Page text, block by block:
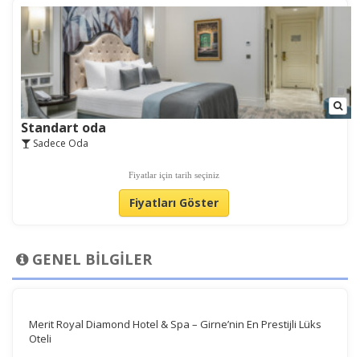
Standart oda
Sadece Oda
Fiyatlar için tarih seçiniz
Fiyatları Göster
GENEL BİLGİLER
Merit Royal Diamond Hotel & Spa – Girne’nin En Prestijli Lüks
Oteli